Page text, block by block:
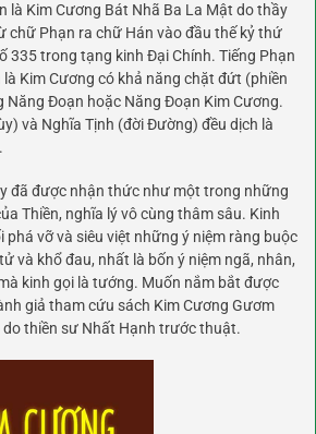
là Kim Cương Bát Nhã Ba La Mật do thầy
chữ Phạn ra chữ Hán vào đầu thế kỷ thứ
335 trong tạng kinh Đại Chính. Tiếng Phạn
Kim Cương có khả năng chặt đứt (phiền
Năng Đoạn hoặc Năng Đoạn Kim Cương.
và Nghĩa Tịnh (đời Đường) đều dịch là
đã được nhận thức như một trong những
Thiền, nghĩa lý vô cùng thâm sâu. Kinh
phá vỡ và siêu việt những ý niệm ràng buộc
và khổ đau, nhất là bốn ý niệm ngã, nhân,
kinh gọi là tướng. Muốn nắm bắt được
giả tham cứu sách Kim Cương Gươm
thiền sư Nhất Hạnh trước thuật.